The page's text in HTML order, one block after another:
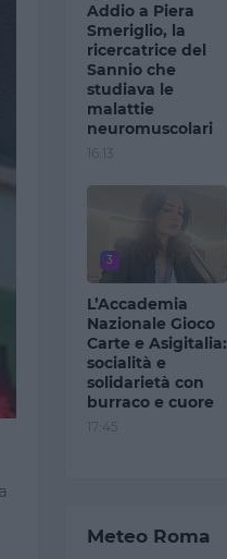
Addio a Piera
Smeriglio, la
ricercatrice del
Sannio che
studiava le
malattie
neuromuscolari
16:13
3
L’Accademia
Nazionale Gioco
Carte e Asigitalia:
socialità e
solidarietà con
burraco e cuore
17:45
Meteo Roma